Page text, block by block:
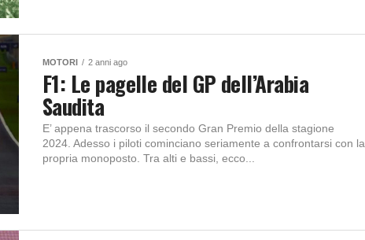
MOTORI 2 anni ago
F1: Le pagelle del GP dell’Arabia
Saudita
E’ appena trascorso il secondo Gran Premio della stagione
2024. Adesso i piloti cominciano seriamente a confrontarsi con la
propria monoposto. Tra alti e bassi, ecco...